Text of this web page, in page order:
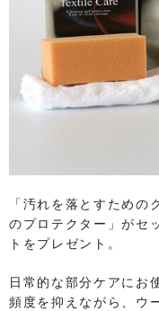
「汚れを落とすための
のプロテクター」がセ
トをプレゼント。
日常的な部分ケアにお
頻度を抑えながら、ウ